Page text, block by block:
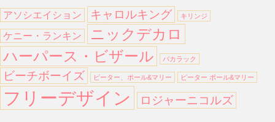
アソシエイション キャロルキング キリンジ
ケニー・ランキン
ニックデカロ
ハーパース・ビザール
バカラック
ビーチボーイズ ピーター、ポール&マリー ピーター ポール&マリー
フリーデザイン ロジャーニコルズ